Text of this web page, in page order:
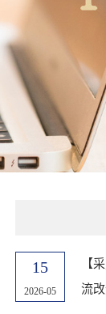
15
2026-05
【
流